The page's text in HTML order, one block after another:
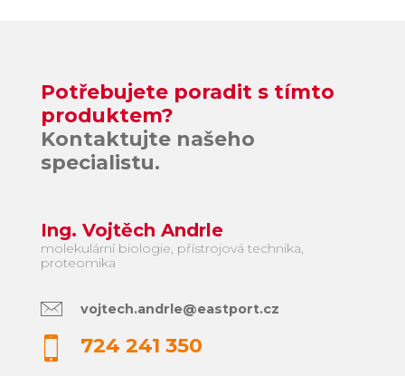
Potřebujete poradit s tímto
produktem?
Kontaktujte našeho
specialistu.
Ing. Vojtěch Andrle
molekulární biologie, přístrojová technika,
proteomika
vojtech.andrle@eastport.cz
724 241 350